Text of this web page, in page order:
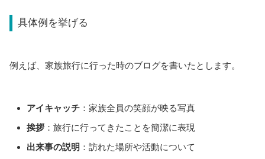
具体例を挙げる
例えば、家族旅行に行った時のブログを書いたとします。
アイキャッチ ：家族全員の笑顔が映る写真
挨拶 ：旅行に行ってきたことを簡潔に表現
出来事の説明 ：訪れた場所や活動について